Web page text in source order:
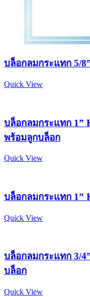
บล็อกลมกระแทก 5/
Quick View
บล็อกลมกระแทก 1”
พร้อมลูกบล็อก
Quick View
บล็อกลมกระแทก 1”
Quick View
บล็อกลมกระแทก 3/
บล็อก
Quick View